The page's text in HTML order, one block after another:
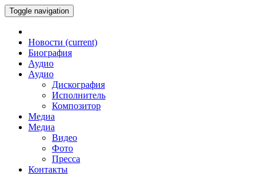
Toggle navigation
Новости (current)
Биография
Аудио
Аудио
Дискография
Исполнитель
Композитор
Медиа
Медиа
Видео
Фото
Пресса
Контакты